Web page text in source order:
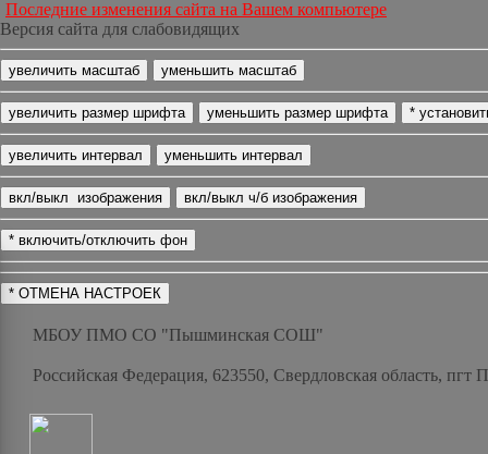
Последние изменения сайта на Вашем компьютере
Версия сайта для слабовидящих
МБОУ ПМО СО "Пышминская СОШ"
Российская Федерация, 623550, Свердловская область,